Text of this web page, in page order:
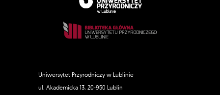
Uniwersytet Przyrodniczy w Lublinie
ul. Akademicka 13, 20-950 Lublin